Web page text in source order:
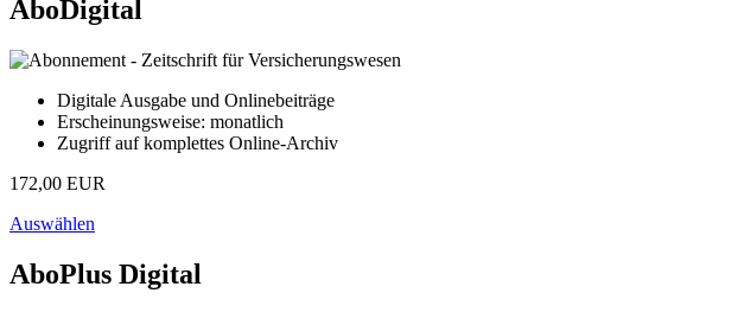
AboDigital
Digitale Ausgabe und Onlinebeiträge
Erscheinungsweise: monatlich
Zugriff auf komplettes Online-Archiv
172,00 EUR
Auswählen
AboPlus Digital